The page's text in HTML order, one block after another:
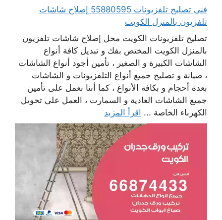
فني تصليح تلفزيونات 55880595 إصلاح شاشات
تلفزيون بالمنزل الكويت
تصليح تلفزيونات الكويت محل إصلاح شاشات تلفزيون
بالمنزل الكويت المختص بفك و تبديل كافة أنواع
الشاشات الكبيرة و الصغير ، تأمين أجود أنواع الشاشات
، صيانة و تصليح جميع أنواع التلفزيونات و الشاشات
بعدة أحجام و بكافة الأنواع ، كما أننا نعمل على تأمين
جميع الشاشات العادية و السمارت ، العمل على تحويل
الكهرباء الخاصة ... اقرأ المزيد